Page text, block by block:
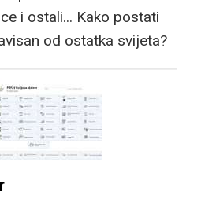
i ostali... Kako postati
od ostatka svijeta?